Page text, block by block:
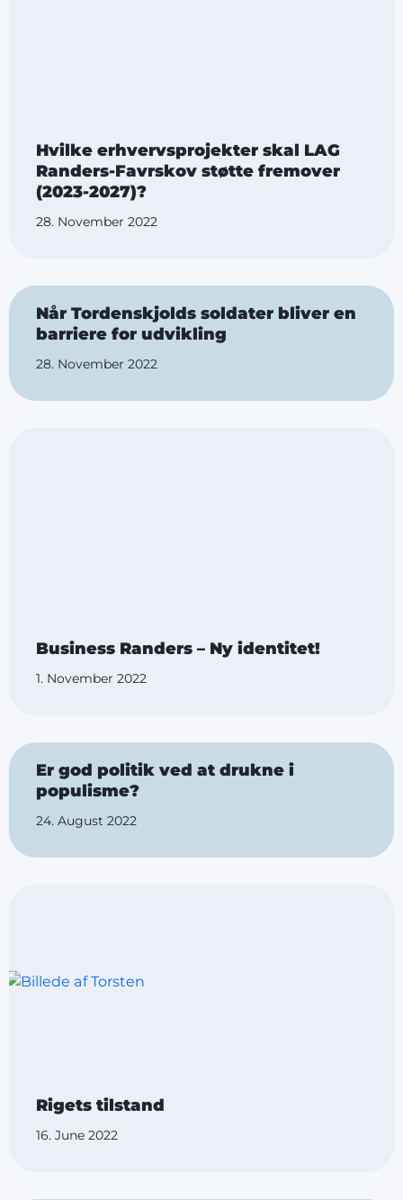
Hvilke erhvervsprojekter skal LAG
Randers-Favrskov støtte fremover
(2023-2027)?
28. November 2022
Når Tordenskjolds soldater bliver en
barriere for udvikling
28. November 2022
Business Randers – Ny identitet!
1. November 2022
Er god politik ved at drukne i
populisme?
24. August 2022
Rigets tilstand
16. June 2022